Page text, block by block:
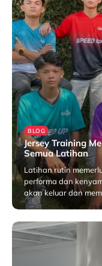
BLOG
Jersey Training
Semua Latihan
Latihan rutin
performa dan
akan keluar dan
Januari 30, 2026